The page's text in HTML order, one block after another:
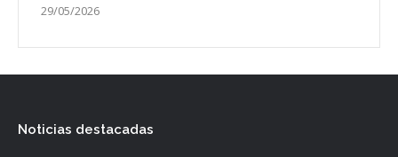
29/05/2026
Noticias destacadas